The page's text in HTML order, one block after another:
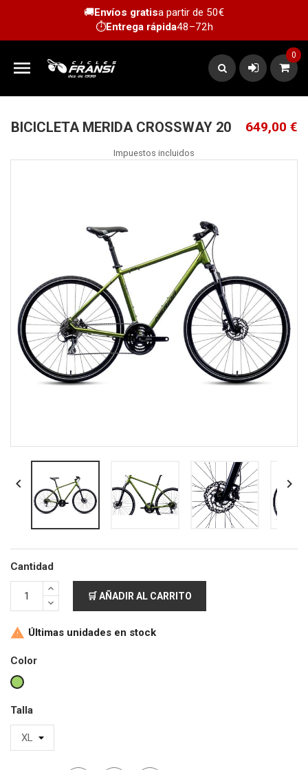
🚚Envíos gratisa partir de 50€
⏱️Entrega rápida48–72h

0
BICICLETA MERIDA CROSSWAY 20 649,00 €
Impuestos incluidos
 
Cantidad
🛒 AÑADIR AL CARRITO
 Últimas unidades en stock
Color
Verde
Talla